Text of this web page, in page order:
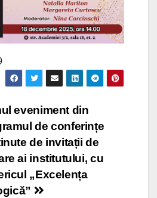
eveniment din
de conferințe
de invitații de
ai institutului, cu
„Excelența